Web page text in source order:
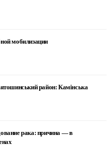
мобилизации
район: Камінська
рака: причина — в